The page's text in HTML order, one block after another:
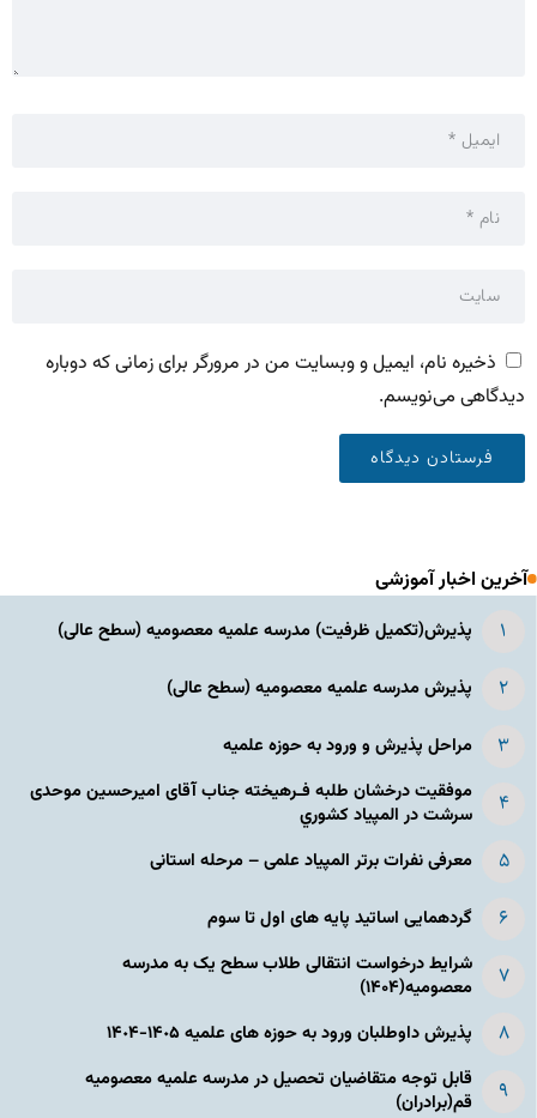
ذخیره نام، ایمیل و وبسایت من در مرورگر برای زمانی که دوباره
دیدگاهی می‌نویسم.
آخرین اخبار آموزشی
پذیرش(تکمیل ظرفیت) مدرسه علمیه معصومیه‌ (سطح عالی)
پذیرش مدرسه علمیه معصومیه‌ (سطح عالی)
مراحل پذیرش و ورود به حوزه علمیه
موفقیت درخشان طلبه فـرهیخته جناب آقای امیرحسین موحدی
سرشت در المپياد كشوري
معرفی نفرات برتر المپیاد علمی – مرحله استانی
گردهمایی اساتید پایه های اول تا سوم
شرایط درخواست انتقالی طلاب سطح یک به مدرسه
معصومیه(۱۴۰۴)
پذیرش داوطلبان ورود به حوزه های علمیه ١۴٠۵-١۴٠۴
قابل توجه متقاضیان تحصیل در مدرسه علمیه معصومیه
قم(برادران)